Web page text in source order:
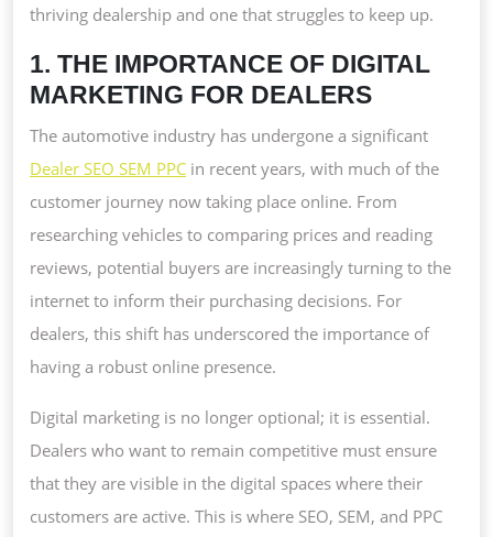
thriving dealership and one that struggles to keep up.
1. THE IMPORTANCE OF DIGITAL
MARKETING FOR DEALERS
The automotive industry has undergone a significant
Dealer SEO SEM PPC in recent years, with much of the
customer journey now taking place online. From
researching vehicles to comparing prices and reading
reviews, potential buyers are increasingly turning to the
internet to inform their purchasing decisions. For
dealers, this shift has underscored the importance of
having a robust online presence.
Digital marketing is no longer optional; it is essential.
Dealers who want to remain competitive must ensure
that they are visible in the digital spaces where their
customers are active. This is where SEO, SEM, and PPC